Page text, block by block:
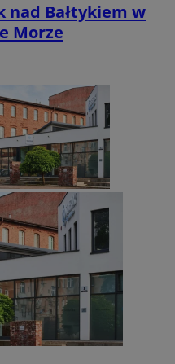
nad Bałtykiem w
Morze